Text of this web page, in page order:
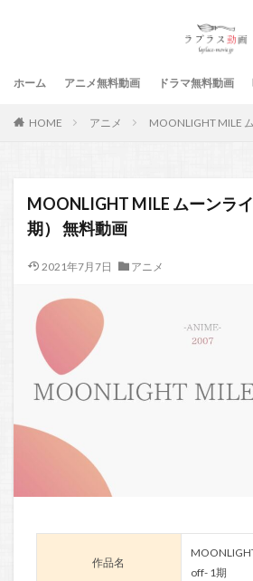
ホーム アニメ無料動画 ドラマ無料動画
HOME アニメ MOONLIGHT MILE
MOONLIGHT MILE ムーンラ
期） 無料動画
2021年7月7日 アニメ
作品名
off- 1期